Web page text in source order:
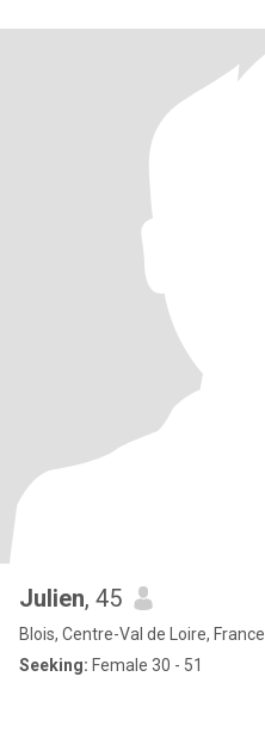
Julien, 45
Blois, Centre-Val de Loire, France
Seeking: Female 30 - 51